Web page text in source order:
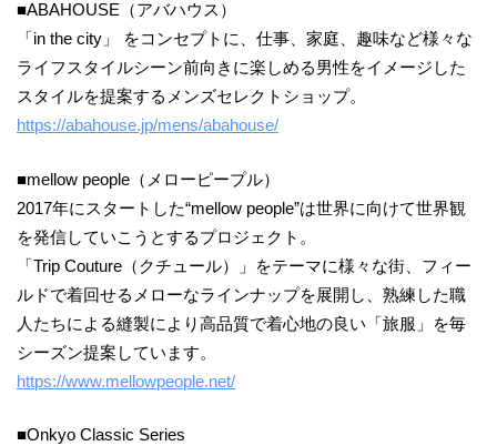
■ABAHOUSE（アバハウス）
「in the city」 をコンセプトに、仕事、家庭、趣味など様々な
ライフスタイルシーン前向きに楽しめる男性をイメージした
スタイルを提案するメンズセレクトショップ。
https://abahouse.jp/mens/abahouse/
■mellow people（メローピープル）
2017年にスタートした“mellow people”は世界に向けて世界観
を発信していこうとするプロジェクト。
「Trip Couture（クチュール）」をテーマに様々な街、フィー
ルドで着回せるメローなラインナップを展開し、熟練した職
人たちによる縫製により高品質で着心地の良い「旅服」を毎
シーズン提案しています。
https://www.mellowpeople.net/
■Onkyo Classic Series